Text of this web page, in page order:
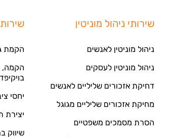
שירותי ניהול מוניטין
ניהול מוניטין לאנשים
ניהול מוניטין לעסקים
דחיקת אזכורים שליליים לאנשים
מחיקת אזכורים שליליים מגוגל
הסרת מסמכים משפטיים
הקמת
הקמה,
יחסי
יצירת
שיווק